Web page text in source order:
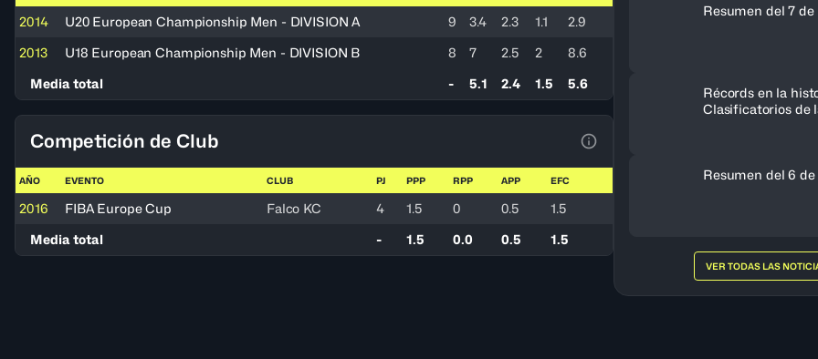
2014 U20 European Championship Men - DIVISION A 9 3.4 2.3 1.1
2.9
2013
U18 European Championship Men - DIVISION B 8 7 2.5 2
8.6
Media total
- 5.1 2.4 1.5 5.6
Competición de Club
AÑO EVENTO CLUB PJ PPP RPP APP EFC
2016 FIBA Europe Cup Falco KC 4 1.5 0 0.5
1.5
Media total
- 1.5 0.0 0.5 1.5
Resumen del 7 de
Récords en la
Clasificatorios de
Resumen del 6 de
VER TODAS LAS